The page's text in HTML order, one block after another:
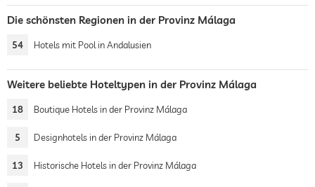
Die schönsten Regionen in der Provinz Málaga
54 Hotels mit Pool in Andalusien
Weitere beliebte Hoteltypen in der Provinz Málaga
18 Boutique Hotels in der Provinz Málaga
5 Designhotels in der Provinz Málaga
13 Historische Hotels in der Provinz Málaga